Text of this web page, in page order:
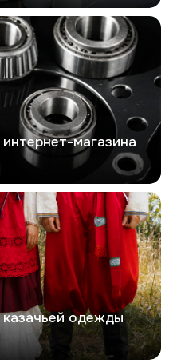
магазина
одежды